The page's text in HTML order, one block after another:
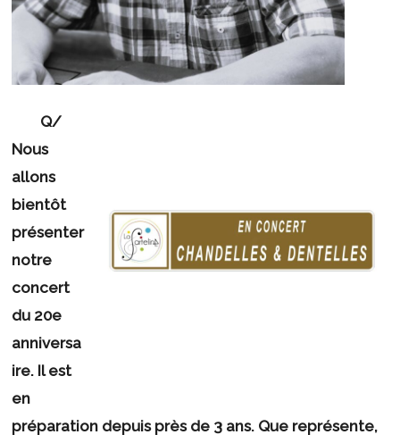
Q/
Nous
allons
bientôt
présenter
notre
concert
du 20e
anniversa
ire. Il est
en
préparation depuis près de 3 ans. Que représente,